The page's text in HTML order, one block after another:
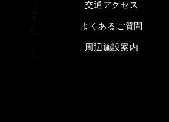
交通アクセス
よくあるご質問
周辺施設案内